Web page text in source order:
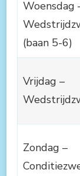
Woensdag
(baan 5-6)
Vrijdag –
Zondag –